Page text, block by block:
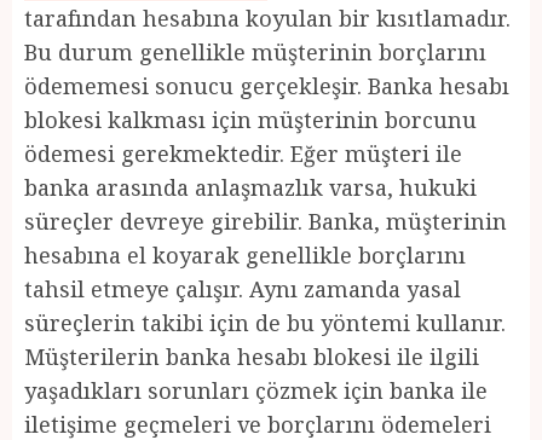
tarafından hesabına koyulan bir kısıtlamadır.
Bu durum genellikle müşterinin borçlarını
ödememesi sonucu gerçekleşir. Banka hesabı
blokesi kalkması için müşterinin borcunu
ödemesi gerekmektedir. Eğer müşteri ile
banka arasında anlaşmazlık varsa, hukuki
süreçler devreye girebilir. Banka, müşterinin
hesabına el koyarak genellikle borçlarını
tahsil etmeye çalışır. Aynı zamanda yasal
süreçlerin takibi için de bu yöntemi kullanır.
Müşterilerin banka hesabı blokesi ile ilgili
yaşadıkları sorunları çözmek için banka ile
iletişime geçmeleri ve borçlarını ödemeleri